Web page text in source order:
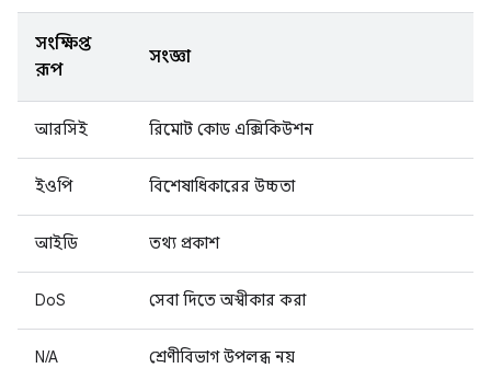
সংক্ষিপ্ত
রূপ
সংজ্ঞা
আরসিই রিমোট কোড এক্সিকিউশন
ইওপি বিশেষাধিকারের উচ্চতা
আইডি তথ্য প্রকাশ
DoS সেবা দিতে অস্বীকার করা
N/A শ্রেণীবিভাগ উপলব্ধ নয়